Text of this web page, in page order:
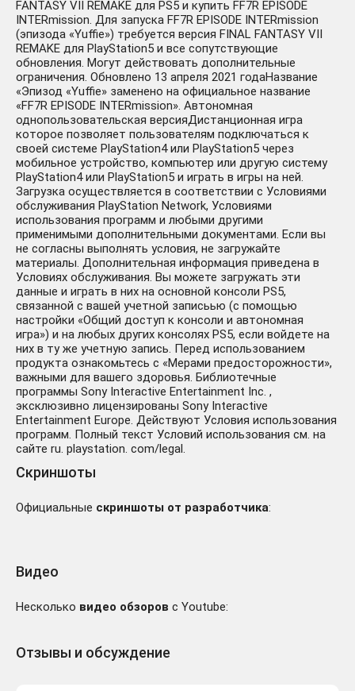
FANTASY VII REMAKE для PS5 и купить FF7R EPISODE
INTERmission. Для запуска FF7R EPISODE INTERmission
(эпизода «Yuffie») требуется версия FINAL FANTASY VII
REMAKE для PlayStation5 и все сопутствующие
обновления. Могут действовать дополнительные
ограничения. Обновлено 13 апреля 2021 годаНазвание
«Эпизод «Yuffie» заменено на официальное название
«FF7R EPISODE INTERmission». Автономная
однопользовательская версияДистанционная игра
которое позволяет пользователям подключаться к
своей системе PlayStation4 или PlayStation5 через
мобильное устройство, компьютер или другую систему
PlayStation4 или PlayStation5 и играть в игры на ней.
Загрузка осуществляется в соответствии с Условиями
обслуживания PlayStation Network, Условиями
использования программ и любыми другими
применимыми дополнительными документами. Если вы
не согласны выполнять условия, не загружайте
материалы. Дополнительная информация приведена в
Условиях обслуживания. Вы можете загружать эти
данные и играть в них на основной консоли PS5,
связанной с вашей учетной записьью (с помощью
настройки «Общий доступ к консоли и автономная
игра») и на любых других консолях PS5, если войдете на
них в ту же учетную запись. Перед использованием
продукта ознакомьтесь с «Мерами предосторожности»,
важными для вашего здоровья. Библиотечные
программы Sony Interactive Entertainment Inc. ,
эксклюзивно лицензированы Sony Interactive
Entertainment Europe. Действуют Условия использования
программ. Полный текст Условий использования см. на
сайте ru. playstation. com/legal.
Скриншоты
Официальные скриншоты от разработчика:
Видео
Несколько видео обзоров с Youtube:
Отзывы и обсуждение